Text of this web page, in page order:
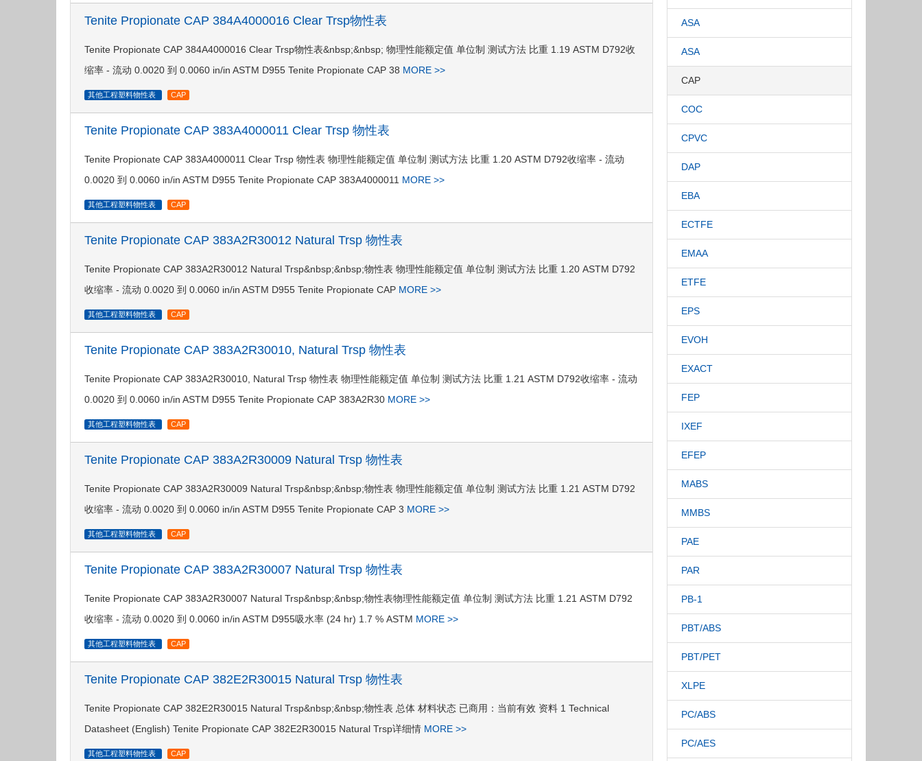
Tenite Propionate CAP 384A4000016 Clear Trsp物性表
Tenite Propionate CAP 384A4000016 Clear Trsp物性表&nbsp;&nbsp; 物理性能额定值 单位制 测试方法 比重 1.19 ASTM D792收
缩率 - 流动 0.0020 到 0.0060 in/in ASTM D955 Tenite Propionate CAP 38 MORE >>
其他工程塑料物性表 CAP
Tenite Propionate CAP 383A4000011 Clear Trsp 物性表
Tenite Propionate CAP 383A4000011 Clear Trsp 物性表 物理性能额定值 单位制 测试方法 比重 1.20 ASTM D792收缩率 - 流动
0.0020 到 0.0060 in/in ASTM D955 Tenite Propionate CAP 383A4000011 MORE >>
其他工程塑料物性表 CAP
Tenite Propionate CAP 383A2R30012 Natural Trsp 物性表
Tenite Propionate CAP 383A2R30012 Natural Trsp&nbsp;&nbsp;物性表 物理性能额定值 单位制 测试方法 比重 1.20 ASTM D792
收缩率 - 流动 0.0020 到 0.0060 in/in ASTM D955 Tenite Propionate CAP MORE >>
其他工程塑料物性表 CAP
Tenite Propionate CAP 383A2R30010, Natural Trsp 物性表
Tenite Propionate CAP 383A2R30010, Natural Trsp 物性表 物理性能额定值 单位制 测试方法 比重 1.21 ASTM D792收缩率 - 流动
0.0020 到 0.0060 in/in ASTM D955 Tenite Propionate CAP 383A2R30 MORE >>
其他工程塑料物性表 CAP
Tenite Propionate CAP 383A2R30009 Natural Trsp 物性表
Tenite Propionate CAP 383A2R30009 Natural Trsp&nbsp;&nbsp;物性表 物理性能额定值 单位制 测试方法 比重 1.21 ASTM D792
收缩率 - 流动 0.0020 到 0.0060 in/in ASTM D955 Tenite Propionate CAP 3 MORE >>
其他工程塑料物性表 CAP
Tenite Propionate CAP 383A2R30007 Natural Trsp 物性表
Tenite Propionate CAP 383A2R30007 Natural Trsp&nbsp;&nbsp;物性表物理性能额定值 单位制 测试方法 比重 1.21 ASTM D792
收缩率 - 流动 0.0020 到 0.0060 in/in ASTM D955吸水率 (24 hr) 1.7 % ASTM MORE >>
其他工程塑料物性表 CAP
Tenite Propionate CAP 382E2R30015 Natural Trsp 物性表
Tenite Propionate CAP 382E2R30015 Natural Trsp&nbsp;&nbsp;物性表 总体 材料状态 已商用：当前有效 资料 1 Technical
Datasheet (English) Tenite Propionate CAP 382E2R30015 Natural Trsp详细情 MORE >>
其他工程塑料物性表 CAP
ASA
ASA
CAP
COC
CPVC
DAP
EBA
ECTFE
EMAA
ETFE
EPS
EVOH
EXACT
FEP
IXEF
EFEP
MABS
MMBS
PAE
PAR
PB-1
PBT/ABS
PBT/PET
XLPE
PC/ABS
PC/AES